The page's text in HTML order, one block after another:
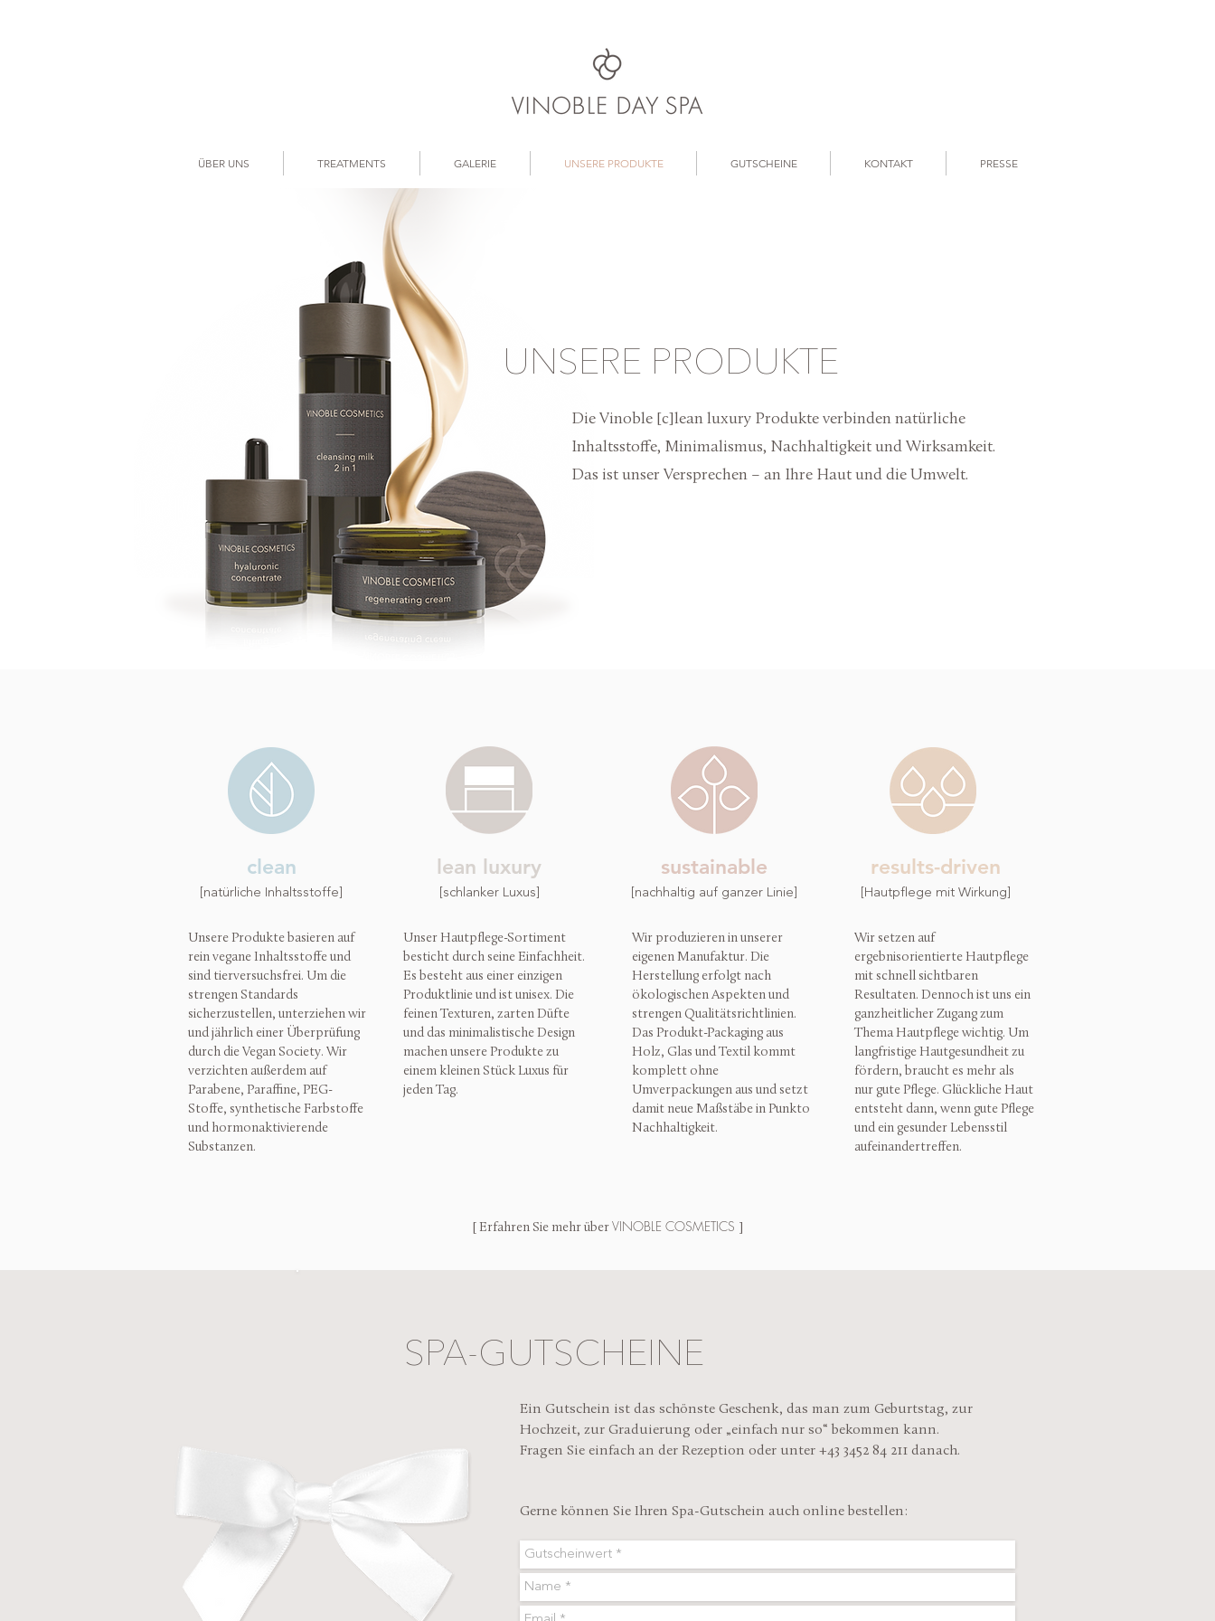
ÜBER UNS TREATMENTS GALERIE UNSERE PRODUKTE GUTSCHEINE KONTAKT PRESSE
UNSERE PRODUKTE
Die Vinoble [c]lean luxury Produkte verbinden natürliche
Inhaltsstoffe, Minimalismus, Nachhaltigkeit und Wirksamkeit.
Das ist unser Versprechen – an Ihre Haut und die Umwelt.
clean
[natürliche Inhaltsstoffe]
Unsere Produkte basieren auf
rein vegane Inhaltsstoffe und
sind tierversuchsfrei. Um die
strengen Standards
sicherzustellen, unterziehen wir
und jährlich einer Überprüfung
durch die Vegan Society. Wir
verzichten außerdem auf
Parabene, Paraffine, PEG-
Stoffe, synthetische Farbstoffe
und hormonaktivierende
Substanzen.
lean luxury
[schlanker Luxus]
Unser Hautpflege-Sortiment
besticht durch seine Einfachheit.
Es besteht aus einer einzigen
Produktlinie und ist unisex. Die
feinen Texturen, zarten Düfte
und das minimalistische Design
machen unsere Produkte zu
einem kleinen Stück Luxus für
jeden Tag.
sustainable
[nachhaltig auf ganzer Linie]
Wir produzieren in unserer
eigenen Manufaktur. Die
Herstellung erfolgt nach
ökologischen Aspekten und
strengen Qualitätsrichtlinien.
Das Produkt-Packaging aus
Holz, Glas und Textil kommt
komplett ohne
Umverpackungen aus und setzt
damit neue Maßstäbe in Punkto
Nachhaltigkeit.
results-driven
[Hautpflege mit Wirkung]
Wir setzen auf
ergebnisorientierte Hautpflege
mit schnell sichtbaren
Resultaten. Dennoch ist uns ein
ganzheitlicher Zugang zum
Thema Hautpflege wichtig. Um
langfristige Hautgesundheit zu
fördern, braucht es mehr als
nur gute Pflege. Glückliche Haut
entsteht dann, wenn gute Pflege
und ein gesunder Lebensstil
aufeinandertreffen.
[ Erfahren Sie mehr über VINOBLE COSMETICS
SPA-GUTSCHEINE
Ein Gutschein ist das schönste Geschenk, das man zum Geburtstag, zur
Hochzeit, zur Graduierung oder „einfach nur so“ bekommen kann.
Fragen Sie einfach an der Rezeption oder unter +43 3452 84 211 danach.
Gerne können Sie Ihren Spa-Gutschein auch online bestellen: